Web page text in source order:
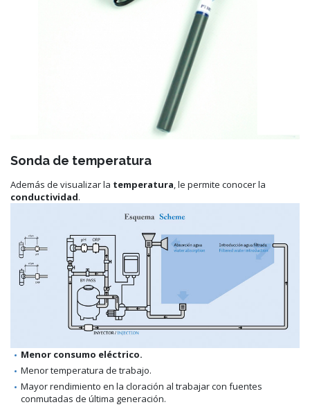
Sonda de temperatura
Además de visualizar la temperatura, le permite conocer la
conductividad.
Menor consumo eléctrico.
Menor temperatura de trabajo.
Mayor rendimiento en la cloración al trabajar con fuentes
conmutadas de última generación.